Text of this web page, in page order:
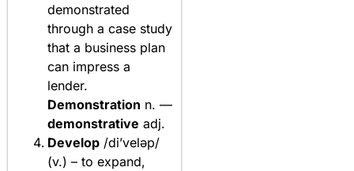
demonstrated
through a case study
that a business plan
can impress a
lender.
Demonstration n. —
demonstrative adj.
Develop /di’veləp/
(v.) – to expand,